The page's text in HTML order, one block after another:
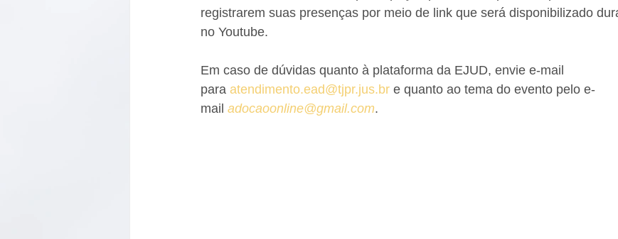
registrarem suas presenças por meio de link que será disponibilizado
no Youtube.
Em caso de dúvidas quanto à plataforma da EJUD, envie e-mail
para atendimento.ead@tjpr.jus.br e quanto ao tema do evento pelo e-
mail adocaoonline@gmail.com.